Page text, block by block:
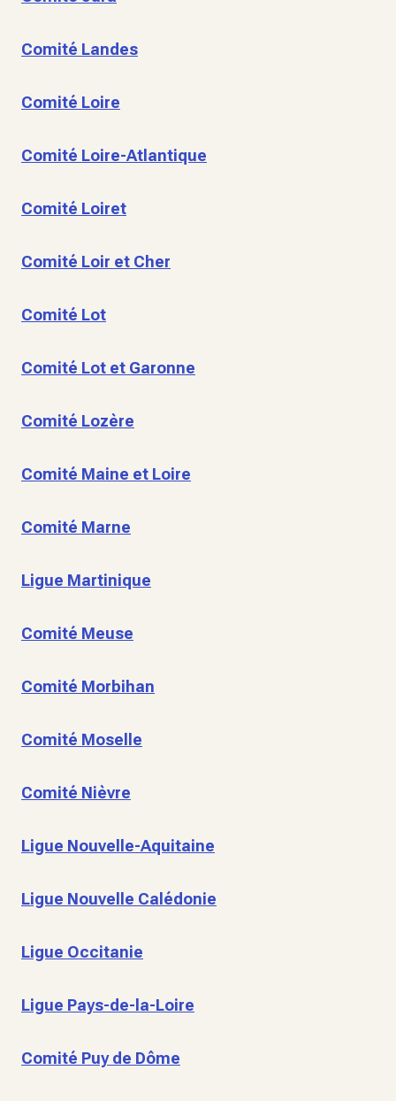
Comité Landes
Comité Loire
Comité Loire-Atlantique
Comité Loiret
Comité Loir et Cher
Comité Lot
Comité Lot et Garonne
Comité Lozère
Comité Maine et Loire
Comité Marne
Ligue Martinique
Comité Meuse
Comité Morbihan
Comité Moselle
Comité Nièvre
Ligue Nouvelle-Aquitaine
Ligue Nouvelle Calédonie
Ligue Occitanie
Ligue Pays-de-la-Loire
Comité Puy de Dôme